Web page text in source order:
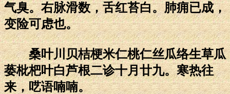
气臭。右脉滑数，舌红苔白。肺痈已成，
变险可虑也。
桑叶川贝桔梗米仁桃仁丝瓜络生草瓜
蒌枇杷叶白芦根二诊十月廿九。寒热往
来，呓语喃喃。